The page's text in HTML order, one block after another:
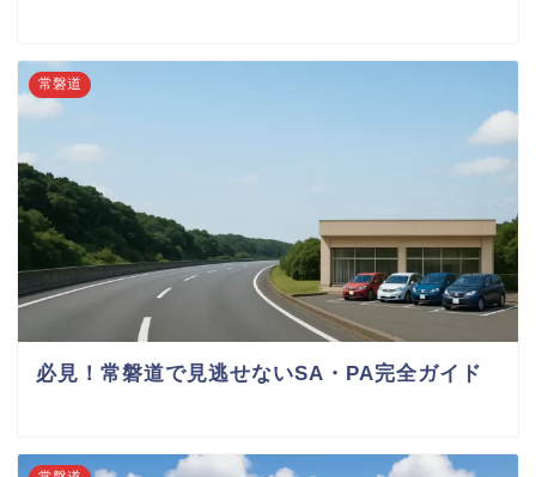
常磐道
必見！常磐道で見逃せないSA・PA完全ガイド